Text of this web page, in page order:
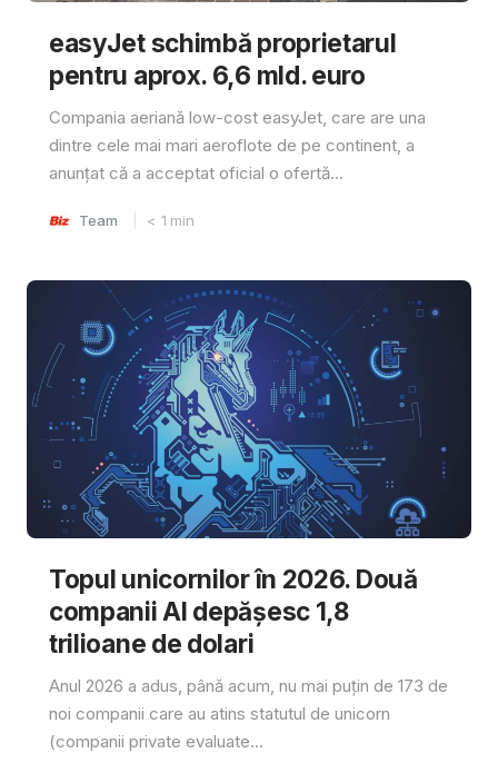
easyJet schimbă proprietarul
pentru aprox. 6,6 mld. euro
Compania aeriană low-cost easyJet, care are una
dintre cele mai mari aeroflote de pe continent, a
anunțat că a acceptat oficial o ofertă...
Team < 1 min
Topul unicornilor în 2026. Două
companii AI depășesc 1,8
trilioane de dolari
Anul 2026 a adus, până acum, nu mai puțin de 173 de
noi companii care au atins statutul de unicorn
(companii private evaluate...